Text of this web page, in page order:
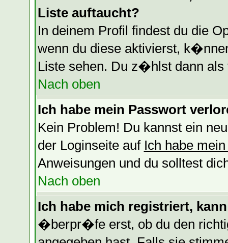
Liste auftaucht?
In deinem Profil findest du die
wenn du diese aktivierst,
Liste sehen. Du z�hlst dann als
Nach oben
Ich habe mein Passwort
Kein Problem! Du kannst ein
der Loginseite auf Ich habe
Anweisungen und du solltest
Nach oben
Ich habe mich registriert,
�berpr�fe erst, ob du den